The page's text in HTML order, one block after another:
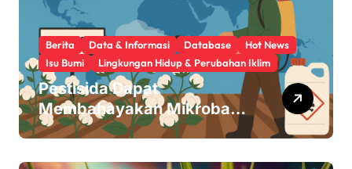
o
n
Berita Data & Informasi Database
Hot News
Isu Bumi
Lingkungan Hidup & Perubahan Iklim
Pestisida Dapat
Membahayakan Mikroba
Usus Kita